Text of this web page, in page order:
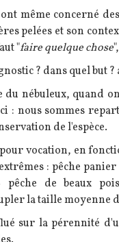
même concerné
pelées et son
"faire quelque chose
? dans quel but ?
nébuleux, quand
: nous sommes
de l'espèce.
vocation, en
: pêche
de beaux
la taille moyenne
sur la pérennité